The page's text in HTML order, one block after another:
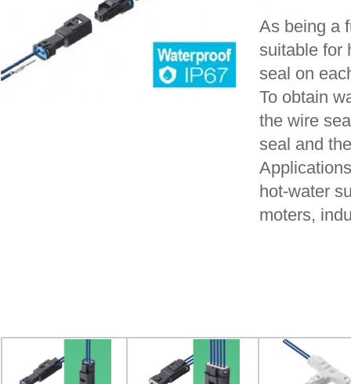
As being a
suitable for
seal on
To obtain
the wire
seal and
hot-water
moters,